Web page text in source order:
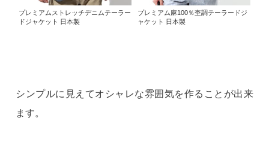
プレミアムストレッチデニムテーラー
ドジャケット 日本製
プレミアム麻100％杢調テーラードジ
ャケット 日本製
シンプルに見えてオシャレな雰囲気を作ることが出来
ます。